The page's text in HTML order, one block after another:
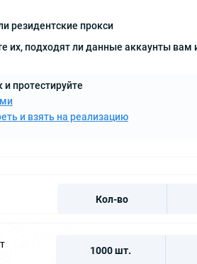
резидентские прокси
их, подходят ли данные аккаунты вам
протестируйте
и взять на реализацию
Кол-во
1000 шт.